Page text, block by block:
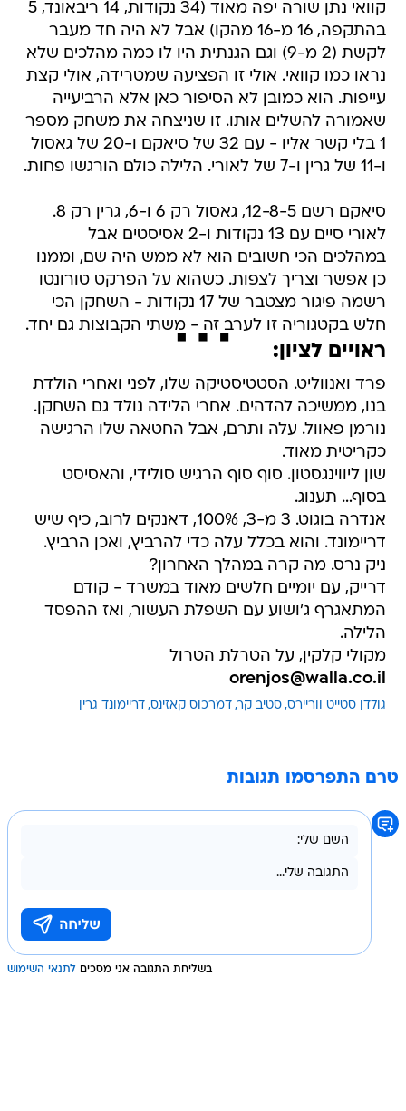
קוואי נתן שורה יפה מאוד (34 נקודות, 14 ריבאונד, 5
בהתקפה, 16 מ-16 מהקו) אבל לא היה חד מעבר
לקשת (2 מ-9) וגם הגנתית היו לו כמה מהלכים שלא
נראו כמו קוואי. אולי זו הפציעה שמטרידה, אולי קצת
עייפות. הוא כמובן לא הסיפור כאן אלא הרביעייה
שאמורה להשלים אותו. זו שניצחה את משחק מספר
1 בלי קשר אליו - עם 32 של סיאקם ו-20 של גאסול
ו-11 של גרין ו-7 של לאורי. הלילה כולם הורגשו פחות.
סיאקם רשם 12-8-5, גאסול רק 6 ו-6, גרין רק 8.
לאורי סיים עם 13 נקודות ו-2 אסיסטים אבל
במהלכים הכי חשובים הוא לא ממש היה שם, וממנו
כן אפשר וצריך לצפות. כשהוא על הפרקט טורונטו
רשמה פיגור מצטבר של 17 נקודות - השחקן הכי
חלש בקטגוריה זו לערב זה - משתי הקבוצות גם יחד.
ראויים לציון:
פרד ואנווליט. הסטטיסטיקה שלו, לפני ואחרי הולדת
בנו, ממשיכה להדהים. אחרי הלידה נולד גם השחקן.
נורמן פאוול. עלה ותרם, אבל החטאה שלו הרגישה
כקריטית מאוד.
שון ליווינגסטון. סוף סוף הרגיש סולידי, והאסיסט
בסוף… תענוג.
אנדרה בוגוט. 3 מ-3, 100%, דאנקים לרוב, כיף שיש
דריימונד. והוא בכלל עלה כדי להרביץ, ואכן הרביץ.
ניק נרס. מה קרה במהלך האחרון?
דרייק, עם יומיים חלשים מאוד במשרד - קודם
המתאגרף ג'ושוע עם השפלת העשור, ואז ההפסד
הלילה.
מקולי קלקין, על הטרלת הטרול
orenjos@walla.co.il
גולדן סטייט ווריירס סטיב קר דמרכוס קאזינס דריימונד גרין
טרם התפרסמו תגובות
בשליחת התגובה אני מסכים לתנאי השימוש